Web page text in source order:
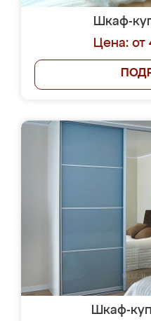
Шкаф-
Цена: от
Шкаф-